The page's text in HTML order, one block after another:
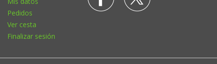
Pedidos
Ver cesta
Finalizar sesión